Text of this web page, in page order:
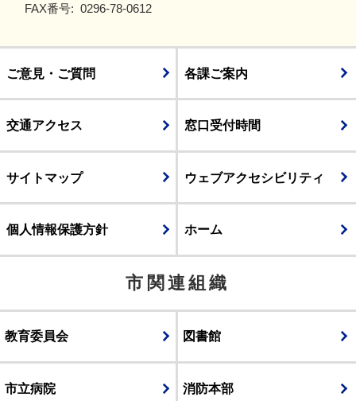
FAX番号: 0296-78-0612
ご意見・ご質問 各課ご案内
交通アクセス 窓口受付時間
サイトマップ ウェブアクセシビリティ
個人情報保護方針 ホーム
市関連組織
教育委員会 図書館
市立病院 消防本部